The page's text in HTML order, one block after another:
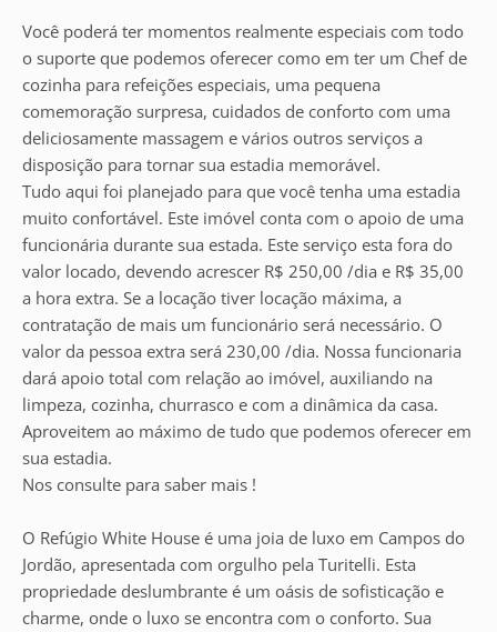
Você poderá ter momentos realmente especiais com todo
o suporte que podemos oferecer como em ter um Chef de
cozinha para refeições especiais, uma pequena
comemoração surpresa, cuidados de conforto com uma
deliciosamente massagem e vários outros serviços a
disposição para tornar sua estadia memorável.
Tudo aqui foi planejado para que você tenha uma estadia
muito confortável. Este imóvel conta com o apoio de uma
funcionária durante sua estada. Este serviço esta fora do
valor locado, devendo acrescer R$ 250,00 /dia e R$ 35,00
a hora extra. Se a locação tiver locação máxima, a
contratação de mais um funcionário será necessário. O
valor da pessoa extra será 230,00 /dia. Nossa funcionaria
dará apoio total com relação ao imóvel, auxiliando na
limpeza, cozinha, churrasco e com a dinâmica da casa.
Aproveitem ao máximo de tudo que podemos oferecer em
sua estadia.
Nos consulte para saber mais !
O Refúgio White House é uma joia de luxo em Campos do
Jordão, apresentada com orgulho pela Turitelli. Esta
propriedade deslumbrante é um oásis de sofisticação e
charme, onde o luxo se encontra com o conforto. Sua